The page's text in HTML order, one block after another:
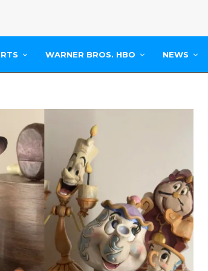
WARNER BROS. HBO NEWS